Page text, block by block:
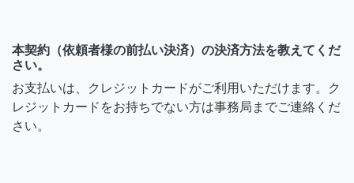
本契約（依頼者様の前払い決済）の決済方法を教えてくだ
さい。
お支払いは、クレジットカードがご利用いただけます。ク
レジットカードをお持ちでない方は事務局までご連絡くだ
さい。